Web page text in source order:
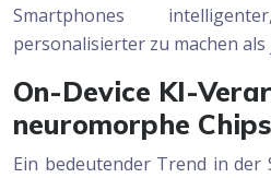
Smartphones
personalisierter zu machen als
On-Device KI-
neuromorphe Chips
Ein bedeutender Trend in der